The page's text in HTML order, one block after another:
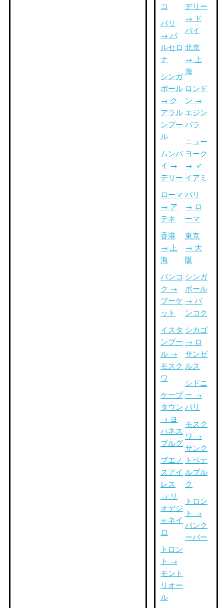
コ
パリ
→ バ
ルセロ
ナ
シンガ
ポール
→ ク
アラル
ンプー
ル
ムンバ
イ →
デリー
ローマ
→ ア
テネ
香港
→ 上
海
バンコ
ク →
プーケ
ット
イスタ
ンブー
ル →
モスク
ワ
ケープ
タウン
→ ヨ
ハネス
ブルグ
ブエノ
スアイ
レス
→ リ
オデジ
ャネイ
ロ
トロン
ト →
モント
リオー
ル
デリー
→ ド
バイ
北京
→ 上
海
ロンド
ン →
エジン
バラ
ニュー
ヨーク
→ マ
イアミ
パリ
→ ロ
ーマ
東京
→ 大
阪
シンガ
ポール
→ バ
ンコク
シカゴ
→ ロ
サンゼ
ルス
シドニ
ー →
バリ
モスク
ワ →
サンク
トペテ
ルブル
ク
トロン
ト →
バンク
ーバー